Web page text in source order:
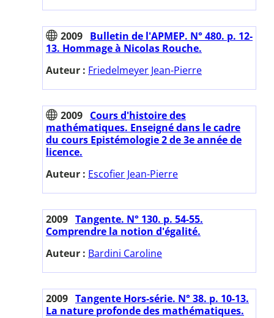
2009 Bulletin de l'APMEP. N° 480. p. 12-
13. Hommage à Nicolas Rouche.
Auteur : Friedelmeyer Jean-Pierre
2009 Cours d'histoire des
mathématiques. Enseigné dans le cadre
du cours Epistémologie 2 de 3e année de
licence.
Auteur : Escofier Jean-Pierre
2009 Tangente. N° 130. p. 54-55.
Comprendre la notion d'égalité.
Auteur : Bardini Caroline
2009 Tangente Hors-série. N° 38. p. 10-13.
La nature profonde des mathématiques.